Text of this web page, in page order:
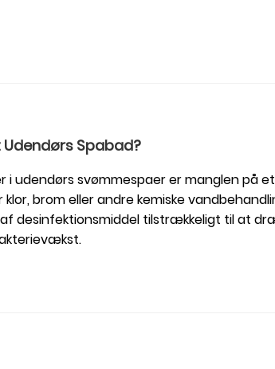
Udendørs Spabad?
i udendørs svømmespaer er manglen på
brom eller andre kemiske
desinfektionsmiddel tilstrækkeligt til at